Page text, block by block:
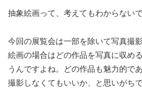
抽象絵画って、考えてもわからない
今回の展覧会は一部を除いて写真撮
絵画の場合はどの作品を写真に収め
うんですよね。どの作品も魅力的で
撮影しなくてもいいか、と思いがち